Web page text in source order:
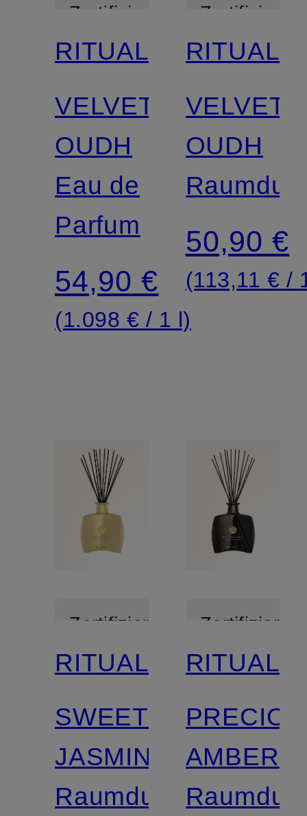
Zertifiziert
RITUALS
VELVET
OUDH
Eau de
Parfum
54,90 €
(1.098 € / 1 l)
Zertifiziert
RITUALS
VELVET
OUDH
Raumduft
50,90 €
(113,11 € /
Zertifiziert
RITUALS
SWEET
JASMINE
Raumduft
Zertifiziert
RITUALS
AMBER
Raumduft